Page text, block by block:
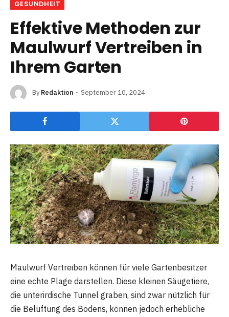
GESUNDHEIT
Effektive Methoden zur
Maulwurf Vertreiben in
Ihrem Garten
By Redaktion September 10, 2024
Maulwurf Vertreiben können für viele Gartenbesitzer
eine echte Plage darstellen. Diese kleinen Säugetiere,
die unterirdische Tunnel graben, sind zwar nützlich für
die Belüftung des Bodens, können jedoch erhebliche